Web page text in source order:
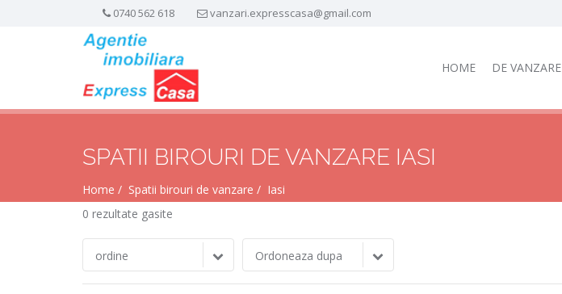
0740 562 618 vanzari.expresscasa@gmail.com
HOME DE VANZARE
SPATII BIROURI DE VANZARE IASI
Home Spatii birouri de vanzare
Iasi
0 rezultate gasite
ordine Ordoneaza dupa